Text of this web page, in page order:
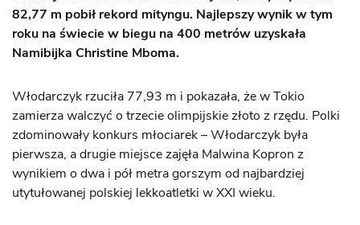
82,77 m pobił rekord mityngu. Najlepszy wynik w tym
roku na świecie w biegu na 400 metrów uzyskała
Namibijka Christine Mboma.
Włodarczyk rzuciła 77,93 m i pokazała, że w Tokio
zamierza walczyć o trzecie olimpijskie złoto z rzędu. Polki
zdominowały konkurs młociarek – Włodarczyk była
pierwsza, a drugie miejsce zajęła Malwina Kopron z
wynikiem o dwa i pół metra gorszym od najbardziej
utytułowanej polskiej lekkoatletki w XXI wieku.